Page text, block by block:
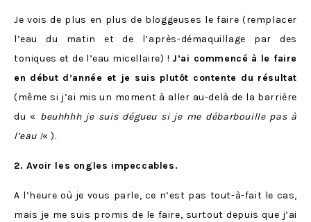
Je vois de plus en plus de bloggeuses le faire (remplacer
l’eau du matin et de l’après-démaquillage par des
toniques et de l’eau micellaire) ! J’ai commencé à le faire
en début d’année et je suis plutôt contente du résultat
(même si j’ai mis un moment à aller au-delà de la barrière
du « beuhhhh je suis dégueu si je me débarbouille pas à
l’eau !« ).
2. Avoir les ongles impeccables.
A l’heure où je vous parle, ce n’est pas tout-à-fait le cas,
mais je me suis promis de le faire, surtout depuis que j’ai